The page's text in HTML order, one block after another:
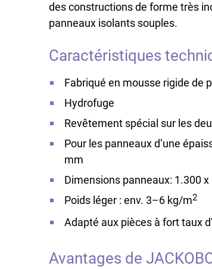
des constructions de forme très
panneaux isolants souples.
Caractéristiques
Fabriqué en mousse rigide de
Hydrofuge
Revêtement spécial sur les
Pour les panneaux d’une
mm
Dimensions panneaux: 1.300
Poids léger : env. 3–6 kg/m2
Adapté aux pièces à fort taux
Avantages de